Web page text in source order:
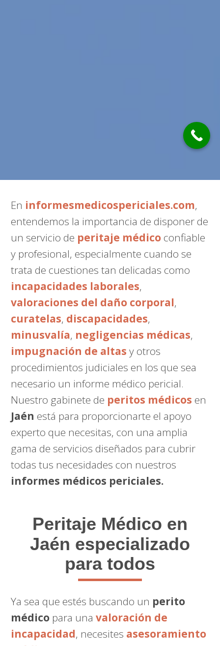
En informesmedicospericiales.com,
entendemos la importancia de disponer de
un servicio de peritaje médico confiable
y profesional, especialmente cuando se
trata de cuestiones tan delicadas como
incapacidades laborales,
valoraciones del daño corporal,
curatelas, discapacidades,
minusvalía, negligencias médicas,
impugnación de altas y otros
procedimientos judiciales en los que sea
necesario un informe médico pericial.
Nuestro gabinete de peritos médicos en
Jaén está para proporcionarte el apoyo
experto que necesitas, con una amplia
gama de servicios diseñados para cubrir
todas tus necesidades con nuestros
informes médicos periciales.
Peritaje Médico en
Jaén especializado
para todos
Ya sea que estés buscando un perito
médico para unavaloración de
incapacidad, necesites asesoramiento